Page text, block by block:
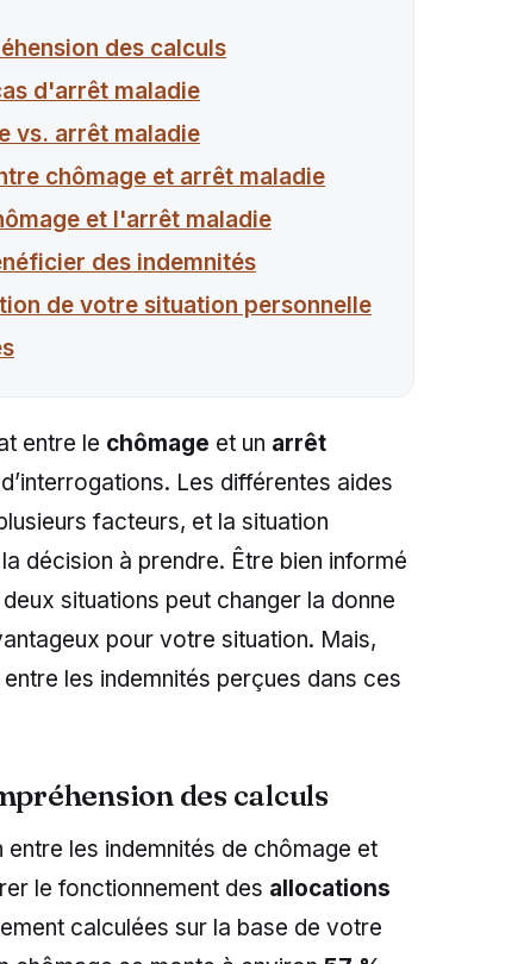
des calculs
d'arrêt maladie
vs. arrêt maladie
chômage et arrêt maladie
et l'arrêt maladie
des indemnités
de votre situation personnelle
entre le chômage et un arrêt
Les différentes aides
facteurs, et la situation
décision à prendre. Être bien informé
situations peut changer la donne
pour votre situation. Mais,
les indemnités perçues dans ces
des calculs
les indemnités de chômage et
le fonctionnement des allocations
calculées sur la base de votre